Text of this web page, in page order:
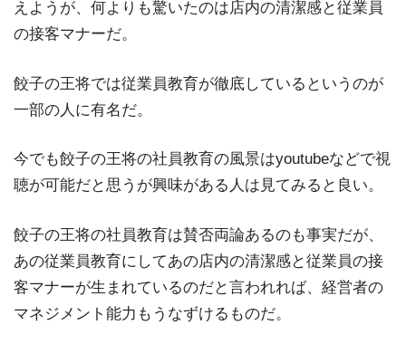
えようが、何よりも驚いたのは店内の清潔感と従業員
の接客マナーだ。
餃子の王将では従業員教育が徹底しているというのが
一部の人に有名だ。
今でも餃子の王将の社員教育の風景はyoutubeなどで視
聴が可能だと思うが興味がある人は見てみると良い。
餃子の王将の社員教育は賛否両論あるのも事実だが、
あの従業員教育にしてあの店内の清潔感と従業員の接
客マナーが生まれているのだと言われれば、経営者の
マネジメント能力もうなずけるものだ。